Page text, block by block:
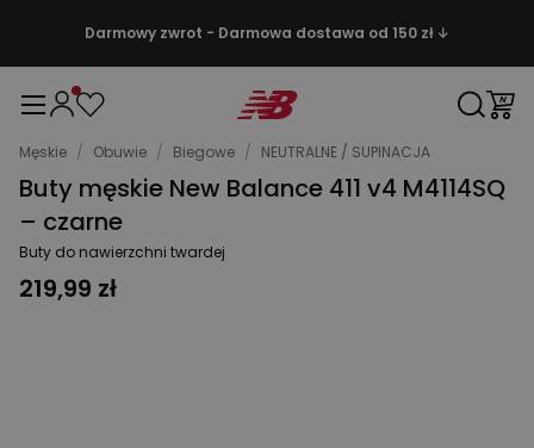
Darmowy zwrot - Darmowa dostawa od 150 zł ↓
Męskie / Obuwie / Biegowe / NEUTRALNE / SUPINACJA
Buty męskie New Balance 411 v4 M4114SQ
– czarne
Buty do nawierzchni twardej
219,99 zł